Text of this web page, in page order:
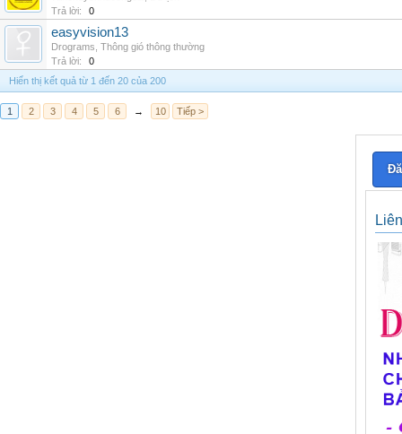
Trả lời:
0
easyvision13
Drograms Thông gió thông thường
Trả lời:
0
Hiển thị kết quả từ 1 đến 20 của 200
1 2 3 4 5 6 → 10 Tiếp >